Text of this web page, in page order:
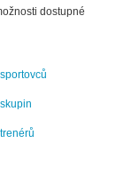
dostupné
sportovců
skupin
trenérů